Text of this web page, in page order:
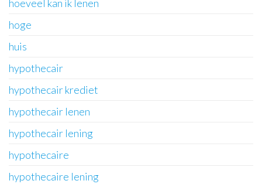
hoeveel kan ik lenen
hoge
huis
hypothecair
hypothecair krediet
hypothecair lenen
hypothecair lening
hypothecaire
hypothecaire lening